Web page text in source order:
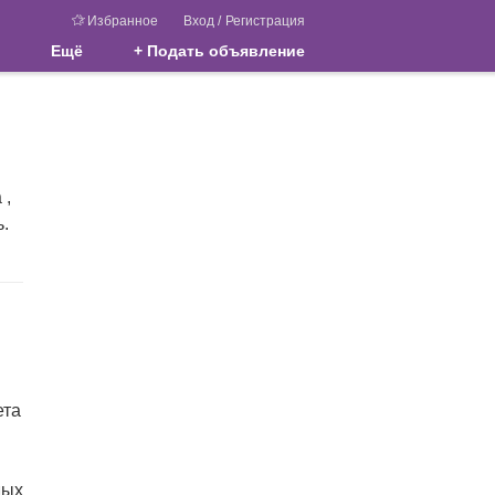
Избранное Вход / Регистрация
Ещё + Подать объявление
,